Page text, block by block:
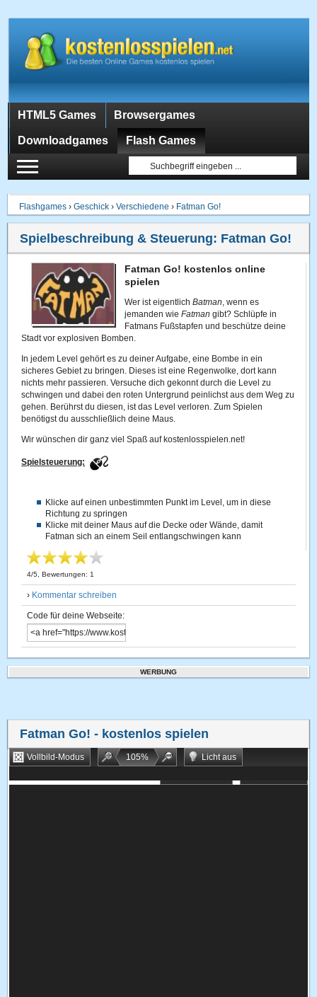
HTML5 Games Browsergames
Downloadgames Flash Games
Flashgames ›Geschick ›Verschiedene › Fatman Go!
Spielbeschreibung & Steuerung: Fatman Go!
Fatman Go! kostenlos online
spielen
Wer ist eigentlichBatman, wenn es
jemanden wie Fatman gibt? Schlüpfe in
Fatmans Fußstapfen und beschütze deine
Stadt vor explosiven Bomben.
In jedem Level gehört es zu deiner Aufgabe, eine Bombe in ein
sicheres Gebiet zu bringen. Dieses ist eine Regenwolke, dort kann
nichts mehr passieren. Versuche dich gekonnt durch die Level zu
schwingen und dabei den roten Untergrund peinlichst aus dem Weg zu
gehen. Berührst du diesen, ist das Level verloren. Zum Spielen
benötigst du ausschließlich deine Maus.
Wir wünschen dir ganz viel Spaß auf kostenlosspielen.net!
Spielsteuerung:
Klicke auf einen unbestimmten Punkt im Level, um in diese
Richtung zu springen
Klicke mit deiner Maus auf die Decke oder Wände, damit
Fatman sich an einem Seil entlangschwingen kann
4/5 , Bewertungen: 1
› Kommentar schreiben
Code für deine Webseite:
WERBUNG
Fatman Go! - kostenlos spielen
Vollbild-Modus 105%
Licht aus